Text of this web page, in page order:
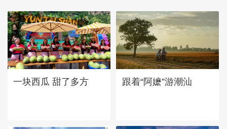
一块西瓜 甜了多方 跟着“阿嬷”游潮汕